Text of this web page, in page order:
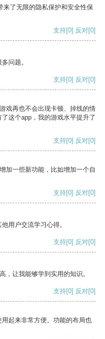
来了无限的隐私保护和安全性保
支持[0] 反对[0]
问题。
支持[0] 反对[0]
戏再也不会出现卡顿、掉线的情
这个app，我的游戏水平提升了
支持[0] 反对[0]
加一些新功能，比如增加一个自
支持[0] 反对[0]
用户交流学习心得。
支持[0] 反对[0]
，让我能够学到实用的知识。
支持[0] 反对[0]
起来非常方便。功能的布局也